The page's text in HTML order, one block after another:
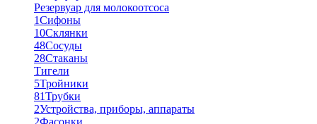
Резервуар для молокоотсоса
1Сифоны
10Склянки
48Сосуды
28Стаканы
Тигели
5Тройники
81Трубки
2Устройства, приборы, аппараты
2Фасонки